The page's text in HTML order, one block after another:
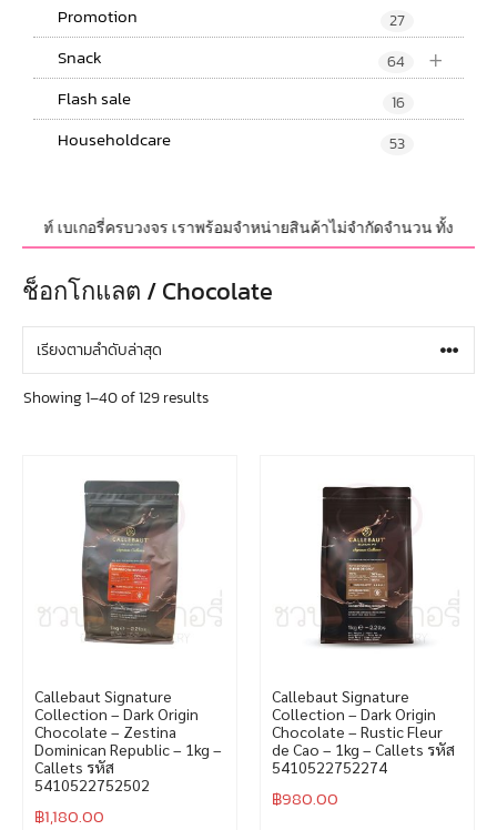
Promotion 27
+
Snack 64
Flash sale 16
Householdcare 53
บเกอรี่ครบวงจร เราพร้อมจำหน่ายสินค้าไม่จำกัดจำนวน ทั้งปลีกและส่
ช็อกโกแลต / Chocolate
Showing 1–40 of 129 results
Callebaut Signature
Collection – Dark Origin
Chocolate – Zestina
Dominican Republic – 1kg –
Callets รหัส
5410522752502
฿1,180.00
Callebaut Signature
Collection – Dark Origin
Chocolate – Rustic Fleur
de Cao – 1kg – Callets รหัส
5410522752274
฿980.00